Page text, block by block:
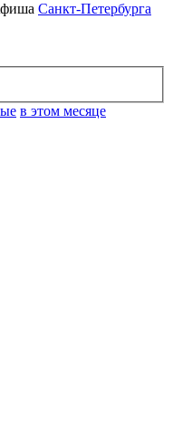
Санкт-Петербурга
в этом месяце